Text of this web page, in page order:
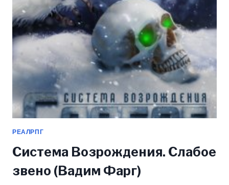
2
(ВАДИМ
ФАРГ)
РЕАЛРПГ
Система Возрождения. Слабое
звено (Вадим Фарг)